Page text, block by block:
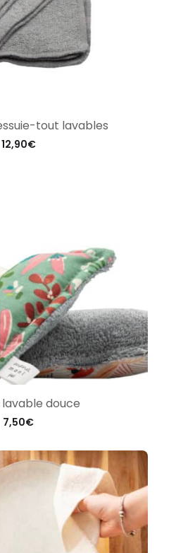
tout lavables
12,90€
douce
7,50€